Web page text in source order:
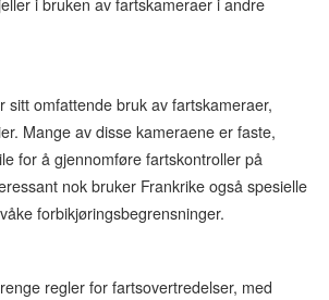
sitt omfattende bruk av fartskameraer,
Mange av disse kameraene er faste,
for å gjennomføre fartskontroller på
nok bruker Frankrike også spesielle
forbikjøringsbegrensninger.
regler for fartsovertredelser, med